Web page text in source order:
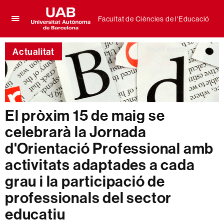
per
desplegar
el
menú
de
Facultat
de
Ciències
l'Educació
Universitat
Autònoma
de
Barcelona
Facultat de Ciències de l'Educació
Actualitat
El pròxim 15 de maig se
celebrarà la Jornada
d'Orientació Professional amb
activitats adaptades a cada
grau i la participació de
professionals del sector
educatiu